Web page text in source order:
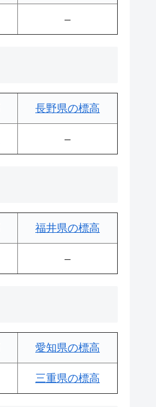
–
長野県の標高
–
福井県の標高
–
愛知県の標高
三重県の標高